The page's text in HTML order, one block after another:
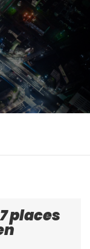
places